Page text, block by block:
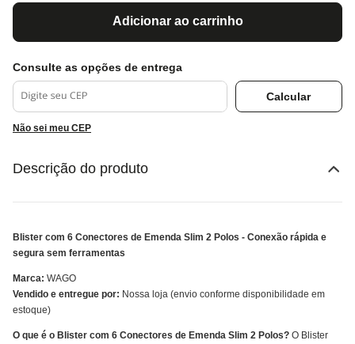
Adicionar ao carrinho
Não sei meu CEP
Descrição do produto
Blister com 6 Conectores de Emenda Slim 2 Polos - Conexão rápida e
segura sem ferramentas
Marca: WAGO
Vendido e entregue por: Nossa loja (envio conforme disponibilidade em
estoque)
O que é o Blister com 6 Conectores de Emenda Slim 2 Polos? O Blister